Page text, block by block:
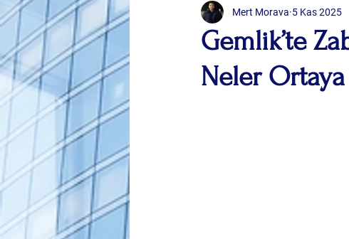
Teknoloji Rumeli
Gemlik’te
Neler Ortaya
Mert Morava 5 Kas 2025